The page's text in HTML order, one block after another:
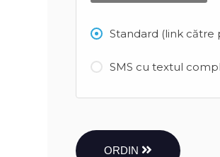
Standard (link către
SMS cu textul
ORDIN